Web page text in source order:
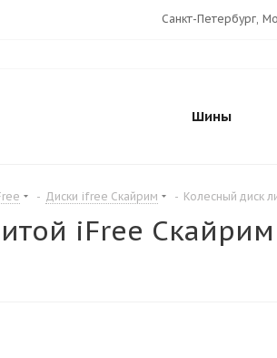
Санкт-Петербург,
Шины
- Диски ifree Скайрим - Колесный диск
iFree